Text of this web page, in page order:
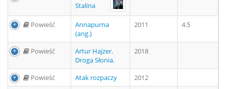
Stalina
Powieść
Annapurna
(ang.)
2011 4.5
Powieść
Artur Hajzer.
Droga Słonia.
2018
Powieść Atak rozpaczy
2012